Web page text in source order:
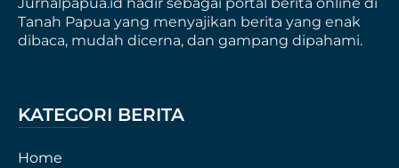
Tanah Papua yang menyajikan berita yang enak
dibaca, mudah dicerna, dan gampang dipahami.
KATEGORI BERITA
Home